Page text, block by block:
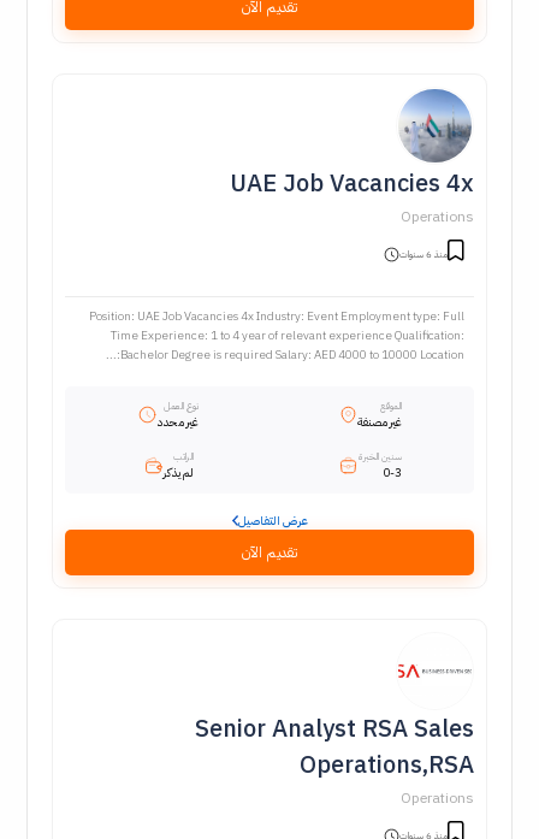
تقديم الآن
UAE Job Vacancies 4x
Operations
منذ 6 سنوات
Position: UAE Job Vacancies 4x Industry: Event Employment type: Full
Time Experience: 1 to 4 year of relevant experience Qualification:
Bachelor Degree is required Salary: AED 4000 to 10000 Location:...
الموقع
غير مصنفة
نوع العمل
غير محدد
سنين الخبرة
0-3
الراتب
لم يذكر
عرض التفاصيل
تقديم الآن
Senior Analyst RSA Sales
Operations,RSA
Operations
منذ 6 سنوات